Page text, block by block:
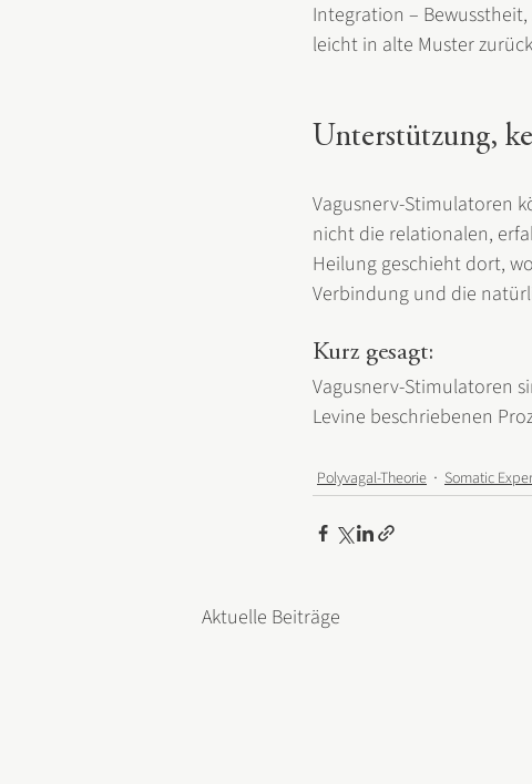
Integration –
leicht in alte Muster
Unterstützung,
Vagusnerv-Stimulatoren
nicht die relationalen,
Heilung geschieht dort,
Verbindung und die
Kurz gesagt:
Vagusnerv-Stimulatoren
Levine beschriebenen
Polyvagal-Theorie Somatic
Aktuelle Beiträge